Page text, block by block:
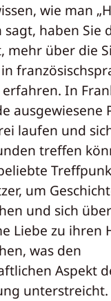
wie man
sagt, haben Sie
mehr über die
In
ausgewiesene
laufen und
treffen
um
und sich
Liebe zu ihren
was den
Aspekt
unterstreicht.